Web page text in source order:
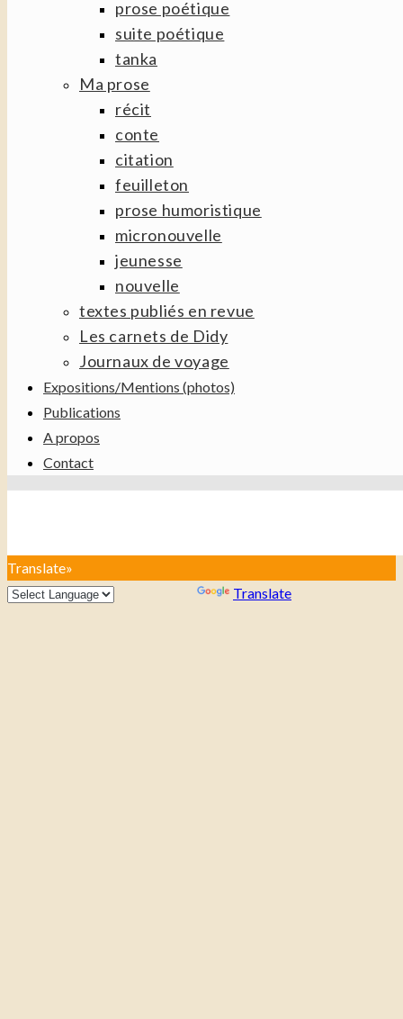
prose poétique
suite poétique
tanka
Ma prose
récit
conte
citation
feuilleton
prose humoristique
micronouvelle
jeunesse
nouvelle
textes publiés en revue
Les carnets de Didy
Journaux de voyage
Expositions/Mentions (photos)
Publications
A propos
Contact
Translate»
Translate